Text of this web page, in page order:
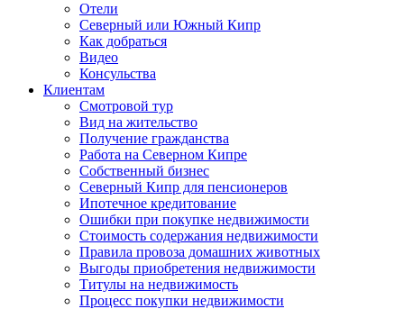
Отели
Северный или Южный Кипр
Как добраться
Видео
Консульства
Клиентам
Смотровой тур
Вид на жительство
Получение гражданства
Работа на Северном Кипре
Собственный бизнес
Северный Кипр для пенсионеров
Ипотечное кредитование
Ошибки при покупке недвижимости
Стоимость содержания недвижимости
Правила провоза домашних животных
Выгоды приобретения недвижимости
Титулы на недвижимость
Процесс покупки недвижимости